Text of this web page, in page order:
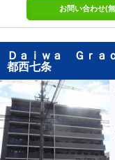
お問い合わせ(
Ｄａｉｗａ Ｇｒ
都西七条